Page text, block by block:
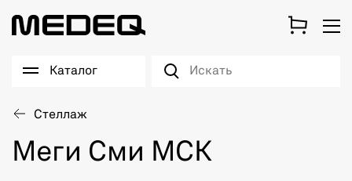
Каталог
Стеллаж
Меги Сми МСК